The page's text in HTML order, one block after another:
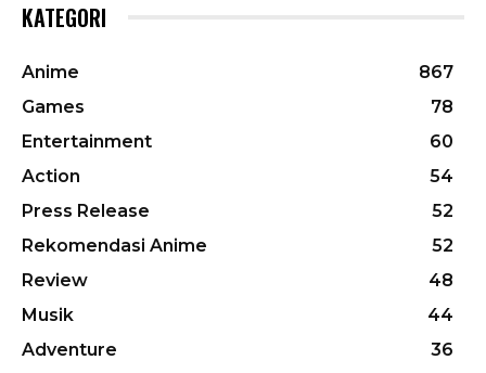
KATEGORI
Anime
867
Games
78
Entertainment
60
Action
54
Press Release
52
Rekomendasi Anime
52
Review
48
Musik
44
Adventure
36